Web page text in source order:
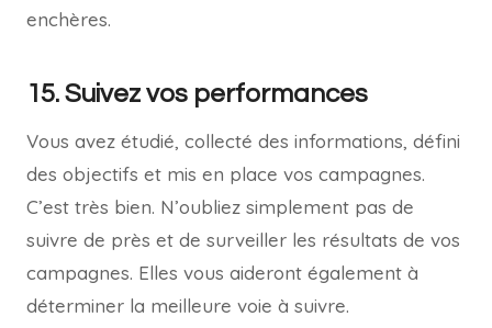
enchères.
15. Suivez vos performances
Vous avez étudié, collecté des informations, défini
des objectifs et mis en place vos campagnes.
C’est très bien. N’oubliez simplement pas de
suivre de près et de surveiller les résultats de vos
campagnes. Elles vous aideront également à
déterminer la meilleure voie à suivre.